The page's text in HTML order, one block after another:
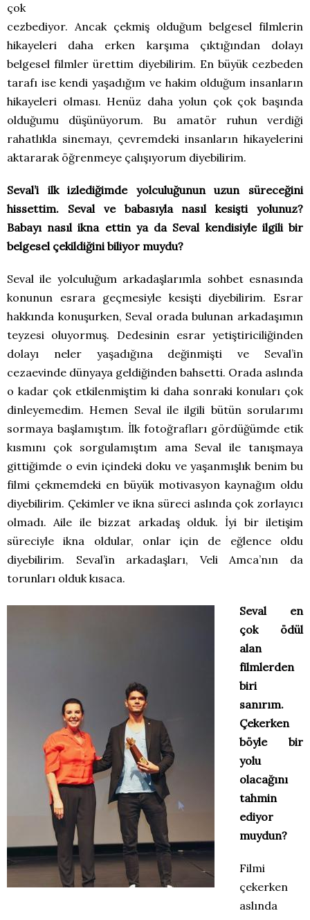
çok
cezbediyor. Ancak çekmiş olduğum belgesel filmlerin
hikayeleri daha erken karşıma çıktığından dolayı
belgesel filmler ürettim diyebilirim. En büyük cezbeden
tarafı ise kendi yaşadığım ve hakim olduğum insanların
hikayeleri olması. Henüz daha yolun çok çok başında
olduğumu düşünüyorum. Bu amatör ruhun verdiği
rahatlıkla sinemayı, çevremdeki insanların hikayelerini
aktararak öğrenmeye çalışıyorum diyebilirim.
Seval’i ilk izlediğimde yolculuğunun uzun süreceğini
hissettim. Seval ve babasıyla nasıl kesişti yolunuz?
Babayı nasıl ikna ettin ya da Seval kendisiyle ilgili bir
belgesel çekildiğini biliyor muydu?
Seval ile yolculuğum arkadaşlarımla sohbet esnasında
konunun esrara geçmesiyle kesişti diyebilirim. Esrar
hakkında konuşurken, Seval orada bulunan arkadaşımın
teyzesi oluyormuş. Dedesinin esrar yetiştiriciliğinden
dolayı neler yaşadığına değinmişti ve Seval’in
cezaevinde dünyaya geldiğinden bahsetti. Orada aslında
o kadar çok etkilenmiştim ki daha sonraki konuları çok
dinleyemedim. Hemen Seval ile ilgili bütün sorularımı
sormaya başlamıştım. İlk fotoğrafları gördüğümde etik
kısmını çok sorgulamıştım ama Seval ile tanışmaya
gittiğimde o evin içindeki doku ve yaşanmışlık benim bu
filmi çekmemdeki en büyük motivasyon kaynağım oldu
diyebilirim. Çekimler ve ikna süreci aslında çok zorlayıcı
olmadı. Aile ile bizzat arkadaş olduk. İyi bir iletişim
süreciyle ikna oldular, onlar için de eğlence oldu
diyebilirim. Seval’in arkadaşları, Veli Amca’nın da
torunları olduk kısaca.
Seval en
çok ödül
alan
filmlerden
biri
sanırım.
Çekerken
böyle bir
yolu
olacağını
tahmin
ediyor
muydun?
Filmi
çekerken
aslında